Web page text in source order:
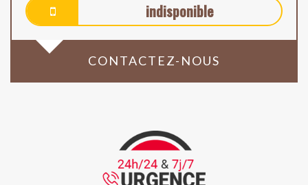
indisponible
CONTACTEZ-NOUS